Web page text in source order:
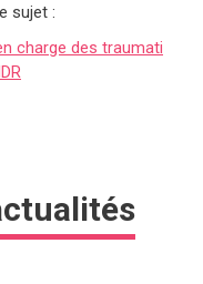
sujet :
charge des traumati